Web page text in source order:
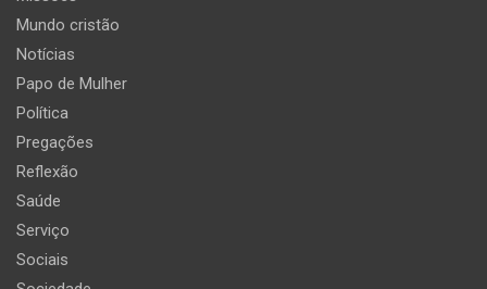
Mundo cristão
Notícias
Papo de Mulher
Política
Pregações
Reflexão
Saúde
Serviço
Sociais